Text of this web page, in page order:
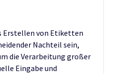
Erstellen von Etiketten
Nachteil sein,
die Verarbeitung großer
Eingabe und